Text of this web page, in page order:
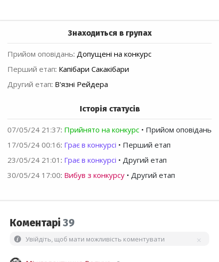
Знаходиться в групах
Прийом оповідань: Допущені на конкурс
Перший етап: Капібари Сакакібари
Другий етап: В'язні Рейдера
Історія статусів
07/05/24 21:37: Прийнято на конкурс • Прийом оповідань
17/05/24 00:16: Грає в конкурсі • Перший етап
23/05/24 21:01 : Грає в конкурсі • Другий етап
30/05/24 17:00: Вибув з конкурсу • Другий етап
Коментарі39
Увійдіть, щоб мати можливість коментувати